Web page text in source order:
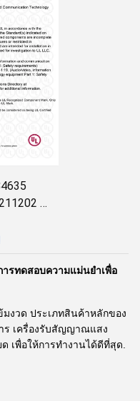
01
รทดสอบความแม่นยําเพื่อ
งวด ประเภทสินค้าหลักของ
ร เครื่องรับสัญญาณแสง
เพื่อให้การทํางานได้ดีที่สุด.